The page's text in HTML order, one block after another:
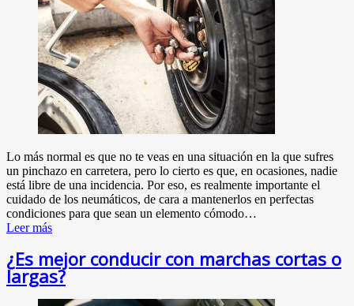
Lo más normal es que no te veas en una situación en la que sufres
un pinchazo en carretera, pero lo cierto es que, en ocasiones, nadie
está libre de una incidencia. Por eso, es realmente importante el
cuidado de los neumáticos, de cara a mantenerlos en perfectas
condiciones para que sean un elemento cómodo…
Leer más
¿Es mejor conducir con marchas cortas o
largas?